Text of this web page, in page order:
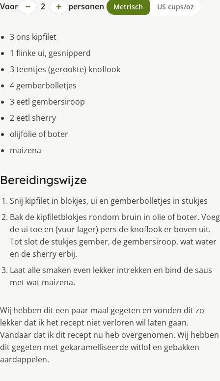
Voor − 2 + personen Metrisch US cups/oz
3 ons kipfilet
1 flinke ui, gesnipperd
3 teentjes (gerookte) knoflook
4 gemberbolletjes
3 eetl gembersiroop
2 eetl sherry
olijfolie of boter
maizena
Bereidingswijze
Snij kipfilet in blokjes, ui en gemberbolletjes in stukjes
Bak de kipfiletblokjes rondom bruin in olie of boter. Voeg
de ui toe en (vuur lager) pers de knoflook er boven uit.
Tot slot de stukjes gember, de gembersiroop, wat water
en de sherry erbij.
Laat alle smaken even lekker intrekken en bind de saus
met wat maizena.
Wij hebben dit een paar maal gegeten en vonden dit zo
lekker dat ik het recept niet verloren wil laten gaan.
Vandaar dat ik dit recept nu heb overgenomen. Wij hebben
dit gegeten met gekaramelliseerde witlof en gebakken
aardappelen.